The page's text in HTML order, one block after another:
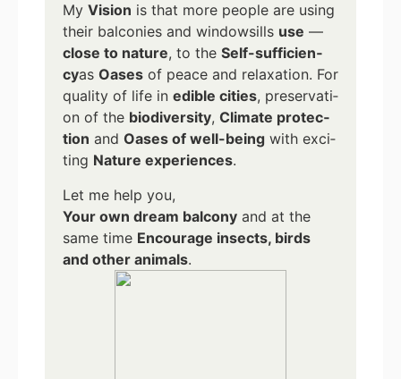
My Visi­on is that more peo­p­le are using
their bal­co­nies and win­dows­ills use —
clo­se to natu­re, to the Self-suf­fi­ci­en­
cyas Oases of peace and rela­xa­ti­on. For
qua­li­ty of life in edi­ble cities, pre­ser­va­ti­
on of the bio­di­ver­si­ty, Cli­ma­te pro­tec­
tion and Oases of well-being with exci­
ting Natu­re expe­ri­en­ces.
Let me help you,
Your own dream bal­c­o­ny and at the
same time Encou­ra­ge insects, birds
and other ani­mals.